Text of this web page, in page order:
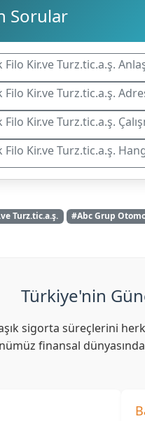
Sorular
Kir.ve Turz.tic.a.ş.
Kir.ve Turz.tic.a.ş.
Kir.ve Turz.tic.a.ş.
Kir.ve Turz.tic.a.ş.
Turz.tic.a.ş. #Abc Grup
Türkiye'nin
sigorta süreçlerini
finansal